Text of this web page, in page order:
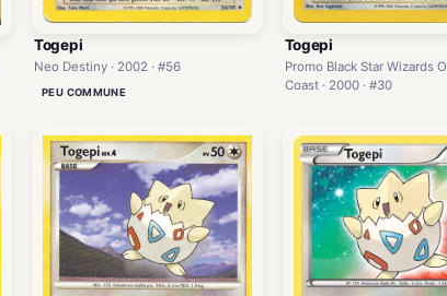
Togepi
Neo Destiny · 2002 · #56
PEU COMMUNE
Togepi
Promo Black Star Wizards
Coast · 2000 · #30